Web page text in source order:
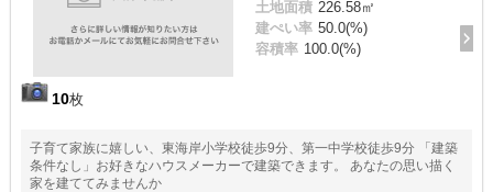
10枚
土地面積 226.58㎡
建ぺい率 50.0(%)
容積率 100.0(%)
子育て家族に嬉しい、東海岸小学校徒歩9分、第一中学校徒歩9分 「建築
条件なし」お好きなハウスメーカーで建築できます。 あなたの思い描く
家を建ててみませんか